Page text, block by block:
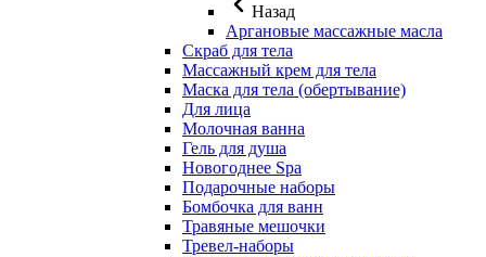
Назад
Аргановые массажные масла
Скраб для тела
Массажный крем для тела
Маска для тела (обертывание)
Для лица
Молочная ванна
Гель для душа
Новогоднее Spa
Подарочные наборы
Бомбочка для ванн
Травяные мешочки
Тревел-наборы